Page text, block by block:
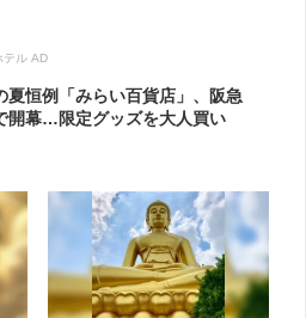
テル AD
夏恒例「みらい百貨店」、阪急
開幕…限定グッズを大人買い